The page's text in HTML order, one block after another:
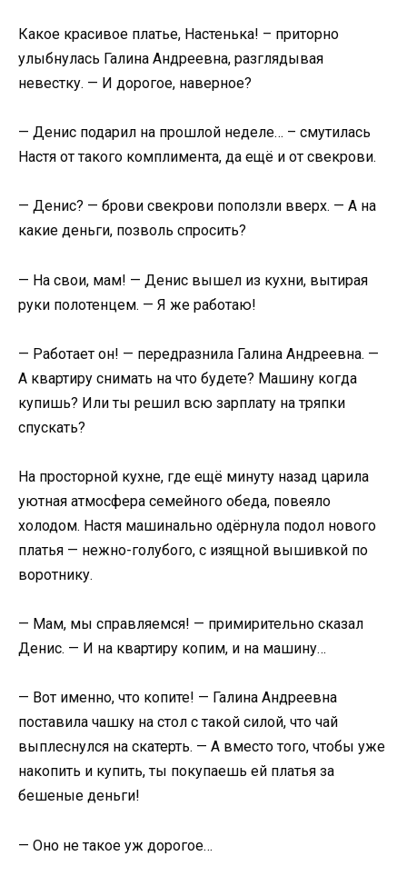
Какое красивое платье, Настенька! – приторно
улыбнулась Галина Андреевна, разглядывая
невестку. — И дорогое, наверное?
— Денис подарил на прошлой неделе… – смутилась
Настя от такого комплимента, да ещё и от свекрови.
— Денис? — брови свекрови поползли вверх. — А на
какие деньги, позволь спросить?
— На свои, мам! — Денис вышел из кухни, вытирая
руки полотенцем. — Я же работаю!
— Работает он! — передразнила Галина Андреевна. —
А квартиру снимать на что будете? Машину когда
купишь? Или ты решил всю зарплату на тряпки
спускать?
На просторной кухне, где ещё минуту назад царила
уютная атмосфера семейного обеда, повеяло
холодом. Настя машинально одёрнула подол нового
платья — нежно-голубого, с изящной вышивкой по
воротнику.
— Мам, мы справляемся! — примирительно сказал
Денис. — И на квартиру копим, и на машину…
— Вот именно, что копите! — Галина Андреевна
поставила чашку на стол с такой силой, что чай
выплеснулся на скатерть. — А вместо того, чтобы уже
накопить и купить, ты покупаешь ей платья за
бешеные деньги!
— Оно не такое уж дорогое…